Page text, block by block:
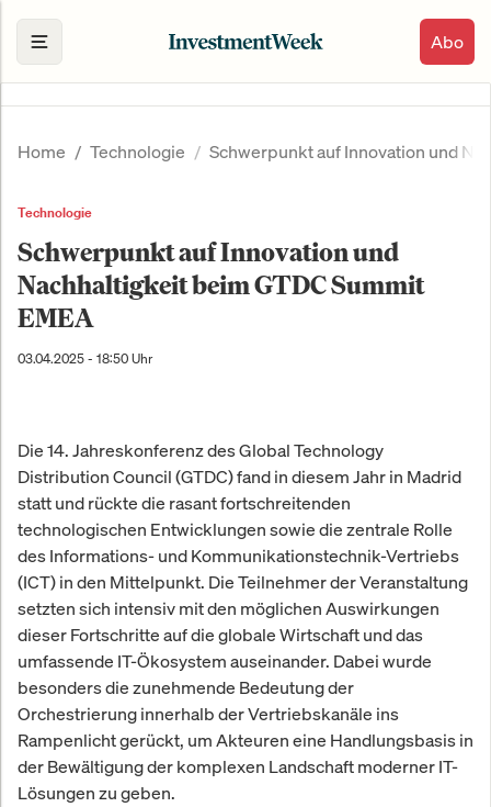
Abo
Home Technologie Schwerpunkt auf Innovation und
Technologie
Schwerpunkt auf Innovation und
Nachhaltigkeit beim GTDC Summit
EMEA
03.04.2025 - 18:50 Uhr
Die 14. Jahreskonferenz des Global Technology
Distribution Council (GTDC) fand in diesem Jahr in Madrid
statt und rückte die rasant fortschreitenden
technologischen Entwicklungen sowie die zentrale Rolle
des Informations- und Kommunikationstechnik-Vertriebs
(ICT) in den Mittelpunkt. Die Teilnehmer der Veranstaltung
setzten sich intensiv mit den möglichen Auswirkungen
dieser Fortschritte auf die globale Wirtschaft und das
umfassende IT-Ökosystem auseinander. Dabei wurde
besonders die zunehmende Bedeutung der
Orchestrierung innerhalb der Vertriebskanäle ins
Rampenlicht gerückt, um Akteuren eine Handlungsbasis in
der Bewältigung der komplexen Landschaft moderner IT-
Lösungen zu geben.